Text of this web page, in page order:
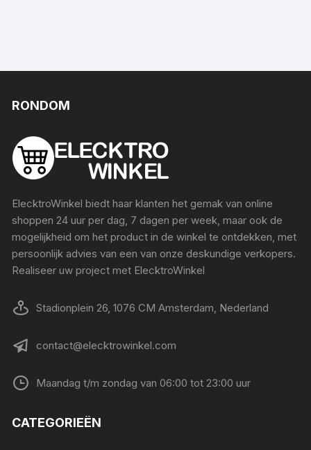
RONDOM
ElecktroWinkel biedt haar klanten het gemak van online
shoppen 24 uur per dag, 7 dagen per week, maar ook de
mogelijkheid om het product in de winkel te ontdekken, met
persoonlijk advies van een van onze deskundige verkopers.
Realiseer uw project met ElecktroWinkel
Stadionplein 26, 1076 CM Amsterdam, Nederland
contact@elecktrowinkel.com
Maandag t/m zondag van 06:00 tot 23:00 uur
CATEGORIEËN